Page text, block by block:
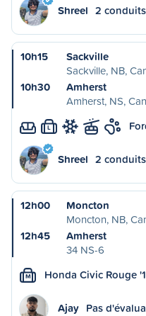
Shreel 2 conduits
10h15
Sackville
Sackville, NB,
10h30
Amherst
Amherst, NS,
L
Shreel 2 conduits
12h00
Moncton
Moncton, NB,
12h45
Amherst
34 NS-6
M Honda Civic Rouge
Ajay Pas